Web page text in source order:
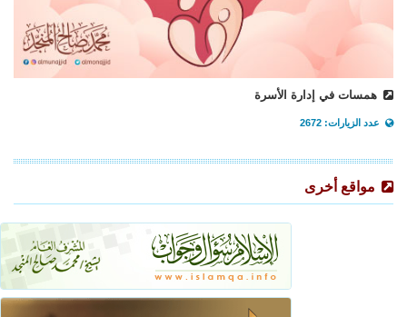
همسات في إدارة الأسرة
عدد الزيارات: 2672
مواقع أخرى